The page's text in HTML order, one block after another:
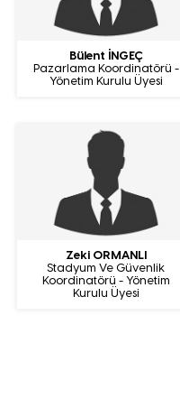
Bülent İNGEÇ
Pazarlama Koordinatörü -
Yönetim Kurulu Üyesi
Zeki ORMANLI
Stadyum Ve Güvenlik
Koordinatörü - Yönetim
Kurulu Üyesi